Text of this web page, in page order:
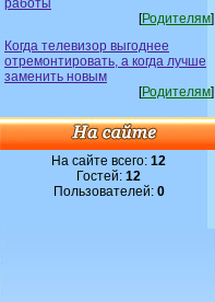
работы
[Родителям]
Когда телевизор выгоднее
отремонтировать, а когда лучше
заменить новым
[Родителям]
На сайте всего:12
Гостей:12
Пользователей: 0